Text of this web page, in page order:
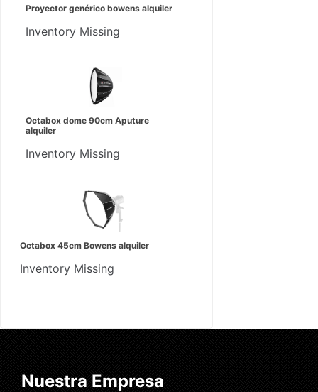
Proyector genérico bowens alquiler
Inventory Missing
Octabox dome 90cm Aputure
alquiler
Inventory Missing
Octabox 45cm Bowens alquiler
Inventory Missing
Nuestra Empresa